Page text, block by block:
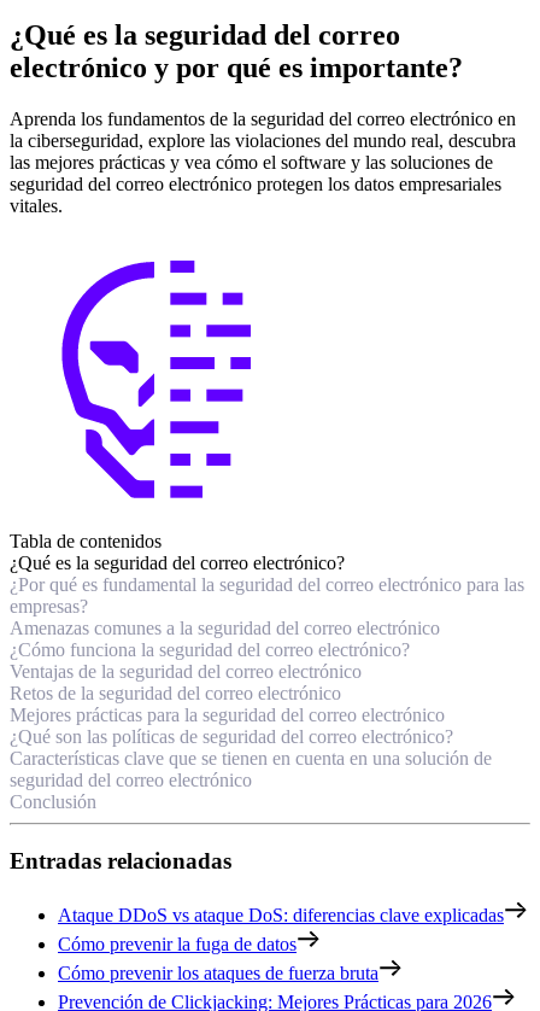
¿Qué es la seguridad del correo
electrónico y por qué es importante?
Aprenda los fundamentos de la seguridad del correo electrónico en
la ciberseguridad, explore las violaciones del mundo real, descubra
las mejores prácticas y vea cómo el software y las soluciones de
seguridad del correo electrónico protegen los datos empresariales
vitales.
Tabla de contenidos
¿Qué es la seguridad del correo electrónico?
¿Por qué es fundamental la seguridad del correo electrónico para las
empresas?
Amenazas comunes a la seguridad del correo electrónico
¿Cómo funciona la seguridad del correo electrónico?
Ventajas de la seguridad del correo electrónico
Retos de la seguridad del correo electrónico
Mejores prácticas para la seguridad del correo electrónico
¿Qué son las políticas de seguridad del correo electrónico?
Características clave que se tienen en cuenta en una solución de
seguridad del correo electrónico
Conclusión
Entradas relacionadas
Ataque DDoS vs ataque DoS: diferencias clave explicadas
Cómo prevenir la fuga de datos
Cómo prevenir los ataques de fuerza bruta
Prevención de Clickjacking: Mejores Prácticas para 2026